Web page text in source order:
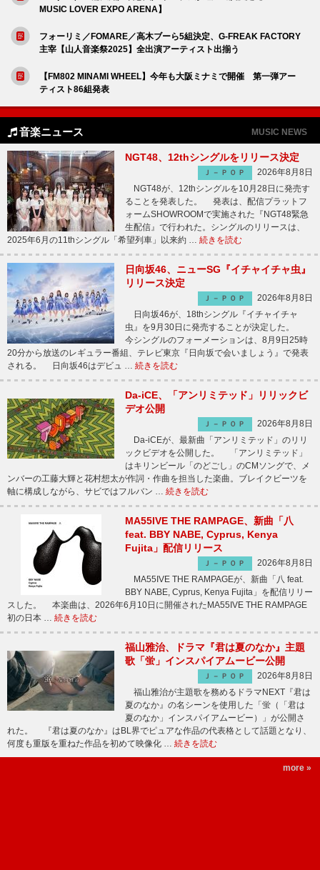
MUSIC LOVER EXPO ARENA】
フォーリミ／FOMARE／高木ブーら5組決定、G-FREAK FACTORY
主宰【山人音楽祭2025】全出演アーティスト出揃う
【FM802 MINAMI WHEEL】今年も大阪ミナミで開催 第一弾アー
ティスト86組発表
音楽ニュース MUSIC NEWS
NGT48、12thシングルをリリース決定
Ｊ－ＰＯＰ
2026年8月8日
NGT48が、12thシングルを10月28日に発売す
ることを発表した。 発表は、配信プラットフ
ォームSHOWROOMで実施された『NGT48緊急
生配信』で行われた。シングルのリリースは、
2025年6月の11thシングル「希望列車」以来約 … 続きを読む
日向坂46、ニューSG『イチャイチャ虫』
リリース決定
Ｊ－ＰＯＰ
2026年8月8日
日向坂46が、18thシングル『イチャイチャ
虫』を9月30日に発売することが決定した。
今シングルのフォーメーションは、8月9日25時
20分から放送のレギュラー番組、テレビ東京『日向坂で会いましょう』で発表
される。 日向坂46はデビュ … 続きを読む
Da-iCE、「アンリミテッド」リリックビ
デオ公開
Ｊ－ＰＯＰ
2026年8月8日
Da-iCEが、最新曲「アンリミテッド」のリリ
ックビデオを公開した。 「アンリミテッド」
はキリンビール「のどごし」のCMソングで、メ
ンバーの工藤大輝と花村想太が作詞・作曲を担当した楽曲。ブレイクビーツを
軸に構成しながら、サビではフルバン … 続きを読む
MA55IVE THE RAMPAGE、新曲「八
feat. BBY NABE, Cyprus, Kenya
Fujita」配信リリース
Ｊ－ＰＯＰ
2026年8月8日
MA55IVE THE RAMPAGEが、新曲「八 feat.
BBY NABE, Cyprus, Kenya Fujita」を配信リリー
スした。 本楽曲は、2026年6月10日に開催されたMA55IVE THE RAMPAGE
初の日本 … 続きを読む
福山雅治、ドラマ『君は夏のなか』主題
歌「蛍」インスパイアムービー公開
Ｊ－ＰＯＰ
2026年8月8日
福山雅治が主題歌を務めるドラマNEXT『君は
夏のなか』の名シーンを使用した「蛍（「君は
夏のなか」インスパイアムービー）」が公開さ
れた。 『君は夏のなか』はBL界でピュアな作品の代表格として話題となり、
何度も重版を重ねた作品を初めて映像化 … 続きを読む
more »